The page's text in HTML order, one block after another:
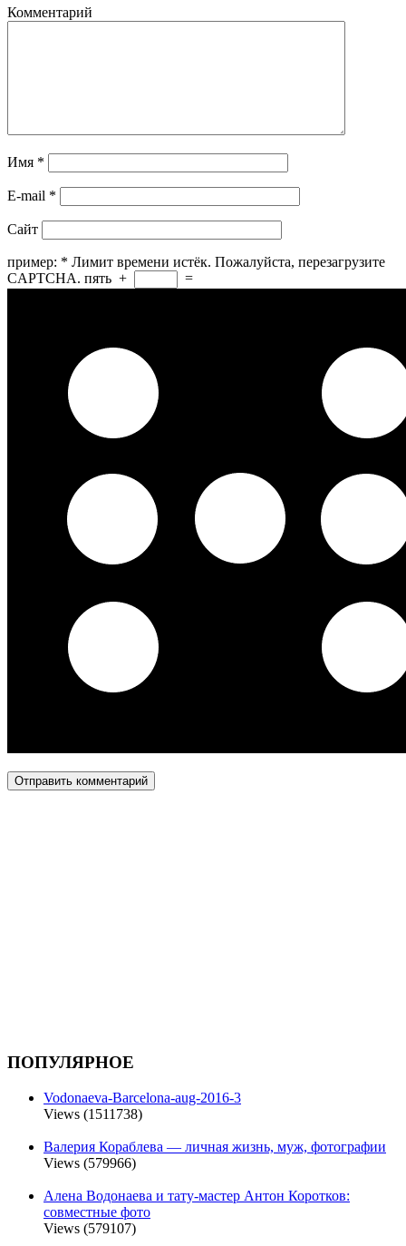
Комментарий
Имя *
E-mail *
Сайт
пример: * Лимит времени истёк. Пожалуйста, перезагрузите
CAPTCHA. пять + =
ПОПУЛЯРНОЕ
Vodonaeva-Barcelona-aug-2016-3
Views (1511738)
Валерия Кораблева — личная жизнь, муж, фотографии
Views (579966)
Алена Водонаева и тату-мастер Антон Коротков:
совместные фото
Views (579107)